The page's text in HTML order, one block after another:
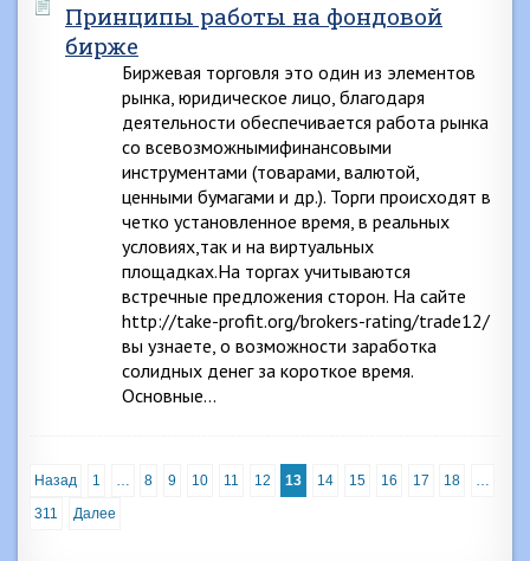
Принципы работы на фондовой
бирже
Биржевая торговля это один из элементов
рынка, юридическое лицо, благодаря
деятельности обеспечивается работа рынка
со всевозможнымифинансовыми
инструментами (товарами, валютой,
ценными бумагами и др.). Торги происходят в
четко установленное время, в реальных
условиях,так и на виртуальных
площадках.На торгах учитываются
встречные предложения сторон. На сайте
http://take-profit.org/brokers-rating/trade12/
вы узнаете, о возможности заработка
солидных денег за короткое время.
Основные…
Назад 1 … 8 9 10 11 12 13 14 15 16 17 18
…
311
Далее